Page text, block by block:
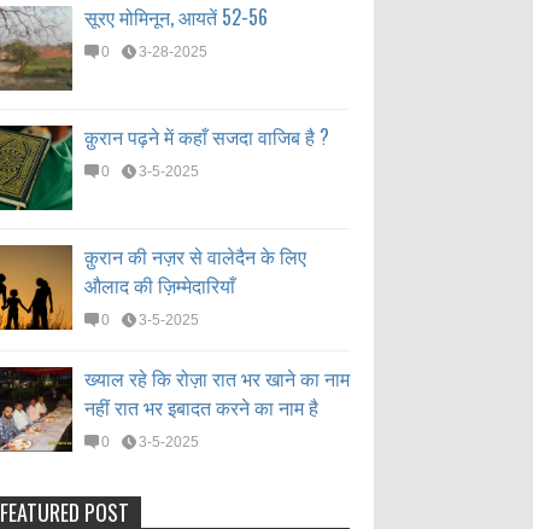
सूरए मोमिनून, आयतें 52-56
0 3-28-2025
क़ुरान पढ़ने में कहाँ सजदा वाजिब है ?
0 3-5-2025
क़ुरान की नज़र से वालेदैन के लिए
औलाद की ज़िम्मेदारियाँ
0 3-5-2025
ख्याल रहे कि रोज़ा रात भर खाने का नाम
नहीं रात भर इबादत करने का नाम है
0 3-5-2025
FEATURED POST